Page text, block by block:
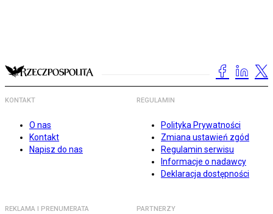
KONTAKT
O nas
Kontakt
Napisz do nas
REGULAMIN
Polityka Prywatności
Zmiana ustawień zgód
Regulamin serwisu
Informacje o nadawcy
Deklaracja dostępności
REKLAMA I PRENUMERATA PARTNERZY